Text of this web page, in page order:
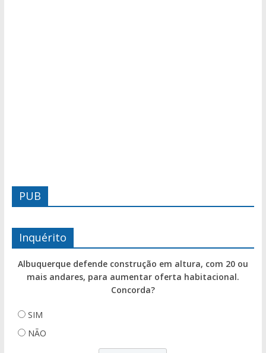
PUB
Inquérito
Albuquerque defende construção em altura, com 20 ou
mais andares, para aumentar oferta habitacional.
Concorda?
SIM
NÃO